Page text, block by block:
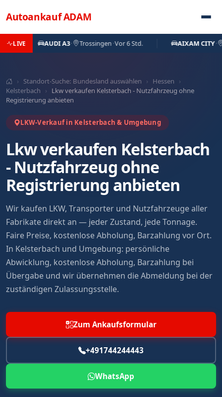
AutoankaufADAM
LIVEAUDI A3· Trossingen·Vor 6 Std. AIXAM CITY·
› Standort-Suche: Bundesland auswählen › Hessen
›
Kelsterbach
›
Lkw verkaufen Kelsterbach - Nutzfahrzeug ohne
Registrierung anbieten
LKW-Verkauf in Kelsterbach & Umgebung
Lkw verkaufen Kelsterbach
- Nutzfahrzeug ohne
Registrierung anbieten
Wir kaufen LKW, Transporter und Nutzfahrzeuge aller
Fabrikate direkt an — jeder Zustand, jede Tonnage.
Faire Preise, kostenlose Abholung, Barzahlung vor Ort.
In Kelsterbach und Umgebung: persönliche
Abwicklung, kostenlose Abholung, Barzahlung bei
Übergabe und wir übernehmen die Abmeldung bei der
zuständigen Zulassungsstelle.
Zum Ankaufsformular
+491744244443
WhatsApp